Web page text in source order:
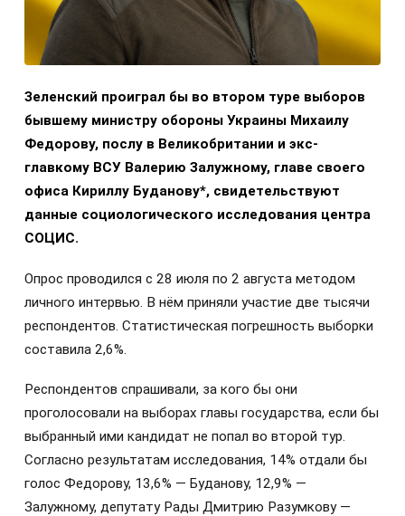
Зеленский проиграл бы во втором туре выборов
бывшему министру обороны Украины Михаилу
Федорову, послу в Великобритании и экс-
главкому ВСУ Валерию Залужному, главе своего
офиса Кириллу Буданову*, свидетельствуют
данные социологического исследования центра
СОЦИС.
Опрос проводился с 28 июля по 2 августа методом
личного интервью. В нём приняли участие две тысячи
респондентов. Статистическая погрешность выборки
составила 2,6%.
Респондентов спрашивали, за кого бы они
проголосовали на выборах главы государства, если бы
выбранный ими кандидат не попал во второй тур.
Согласно результатам исследования, 14% отдали бы
голос Федорову, 13,6% — Буданову, 12,9% —
Залужному, депутату Рады Дмитрию Разумкову —